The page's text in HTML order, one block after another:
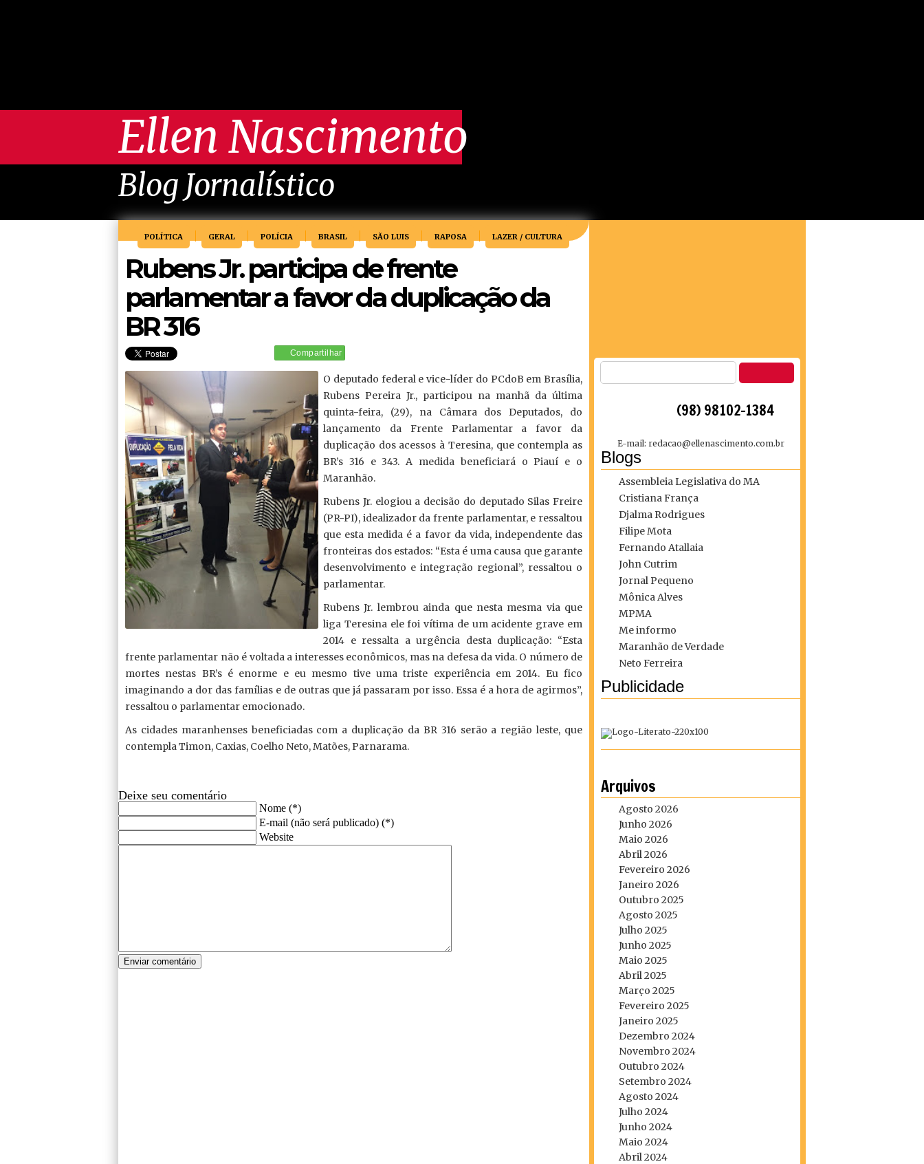
Ellen Nascimento
Blog Jornalístico
(98) 98102-1384
E-mail: redacao@ellenascimento.com.br
Blogs
Assembleia Legislativa do MA
Cristiana França
Djalma Rodrigues
Filipe Mota
Fernando Atallaia
John Cutrim
Jornal Pequeno
Mônica Alves
MPMA
Me informo
Maranhão de Verdade
Neto Ferreira
Publicidade
Arquivos
Agosto 2026
Junho 2026
Maio 2026
Abril 2026
Fevereiro 2026
Janeiro 2026
Outubro 2025
Agosto 2025
Julho 2025
Junho 2025
Maio 2025
Abril 2025
Março 2025
Fevereiro 2025
Janeiro 2025
Dezembro 2024
Novembro 2024
Outubro 2024
Setembro 2024
Agosto 2024
Julho 2024
Junho 2024
Maio 2024
Abril 2024
POLÍTICA GERAL POLÍCIA BRASIL SÃO LUIS RAPOSA LAZER / CULTURA
Rubens Jr. participa de frente
parlamentar a favor da duplicação da
BR 316
Compartilhar
O deputado federal e vice-líder do PCdoB em Brasília,
Rubens Pereira Jr., participou na manhã da última
quinta-feira, (29), na Câmara dos Deputados, do
lançamento da Frente Parlamentar a favor da
duplicação dos acessos à Teresina, que contempla as
BR’s 316 e 343. A medida beneficiará o Piauí e o
Maranhão.
Rubens Jr. elogiou a decisão do deputado Silas Freire
(PR-PI), idealizador da frente parlamentar, e ressaltou
que esta medida é a favor da vida, independente das
fronteiras dos estados: “Esta é uma causa que garante
desenvolvimento e integração regional”, ressaltou o
parlamentar.
Rubens Jr. lembrou ainda que nesta mesma via que
liga Teresina ele foi vítima de um acidente grave em
2014 e ressalta a urgência desta duplicação: “Esta
frente parlamentar não é voltada a interesses econômicos, mas na defesa da vida. O número de
mortes nestas BR’s é enorme e eu mesmo tive uma triste experiência em 2014. Eu fico
imaginando a dor das famílias e de outras que já passaram por isso. Essa é a hora de agirmos”,
ressaltou o parlamentar emocionado.
As cidades maranhenses beneficiadas com a duplicação da BR 316 serão a região leste, que
contempla Timon, Caxias, Coelho Neto, Matões, Parnarama.
Deixe seu comentário
Nome (*)
E-mail (não será publicado) (*)
Website